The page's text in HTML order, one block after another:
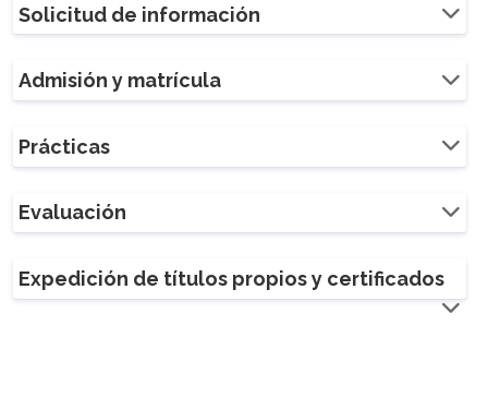
Solicitud de información
Admisión y matrícula
Prácticas
Evaluación
Expedición de títulos propios y certificados